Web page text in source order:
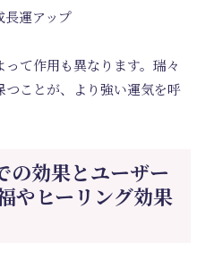
長運アップ
て作用も異なります。瑞々
つことが、より強い運気を呼
の効果とユーザー
やヒーリング効果